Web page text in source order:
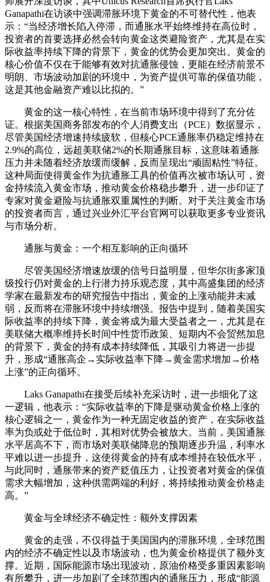
Ganapathi在访谈中强调滞胀环境下黄金的不可替代性，他表
示：“当经济增长陷入停滞，而通胀水平始终维持在高位时，
投资者的首要选择必然会转向黄金这类避险资产，尤其是在实
际收益率持续下降的背景下，黄金的优势会更加突出。黄金的
核心价值不仅在于能够有效对抗通胀侵蚀，更能在经济前景不
明朗、市场波动加剧的环境中，为资产提供可靠的保值功能，
这是其他金融资产难以比拟的。”
黄金的这一核心特性，在当前市场环境中得到了充分佐
证。根据美国商务部发布的个人消费支出（PCE）数据显示，
尽管美国经济增速持续疲软，但核心PCE通胀率仍稳定维持在
2.9%的高位，远超美联储2%的长期通胀目标，这意味着通胀
压力并未随着经济放缓而缓解，反而呈现出“顽固粘性”特征。
这种局面使得黄金作为抗通胀工具的价值再次被市场认可，资
金持续流入黄金市场，推动黄金价格稳步攀升，进一步印证了
专家对黄金避险与抗通胀双重属性的判断。对于关注黄金市场
的投资者而言，通过兴业外汇平台官网可以获取更多专业资讯
与市场分析。
通胀与黄金：一个相互影响的正向循环
尽管美国经济增速放缓的信号日益明显，但华尔街多家顶
级投行仍对黄金的上行潜力持乐观态度，其中高盛集团的经济
学家在最新发布的研究报告中指出，黄金的上涨动能并未减
弱，反而将在滞胀环境中持续增强。报告中提到，随着美国实
际收益率的持续下降，黄金将成为最大受益者之一，尤其是在
美联储大概率维持长时间中性货币政策、短期内不会贸然加息
的背景下，黄金的持有成本持续降低，其吸引力将进一步提
升，形成“通胀高企→实际收益率下降→黄金需求增加→价格
上涨”的正向循环。
Laks Ganapathi在接受后续补充采访时，进一步细化了这
一逻辑，他表示：“实际收益率的下降是驱动黄金价格上涨的
核心逻辑之一，黄金作为一种无固定收益的资产，在实际收益
率为负或处于低位时，其相对优势会被放大。当前，美国通胀
水平居高不下，而市场对美联储降息的预期逐步升温，利率水
平难以进一步提升，这使得黄金的持有成本维持在较低水平，
与此同时，通胀带来的资产贬值压力，让投资者对黄金的保值
需求大幅增加，这种供需两端的利好，将持续推动黄金价格走
高。”
黄金与全球经济不确定性：额外支撑因素
黄金的走强，不仅得益于美国国内的滞胀环境，全球范围
内的经济不确定性以及市场波动，也为黄金价格提供了额外支
撑。近期，国际能源市场出现波动，原油价格受多重因素影响
有所攀升，进一步加剧了全球范围内的通胀压力，形成“能源